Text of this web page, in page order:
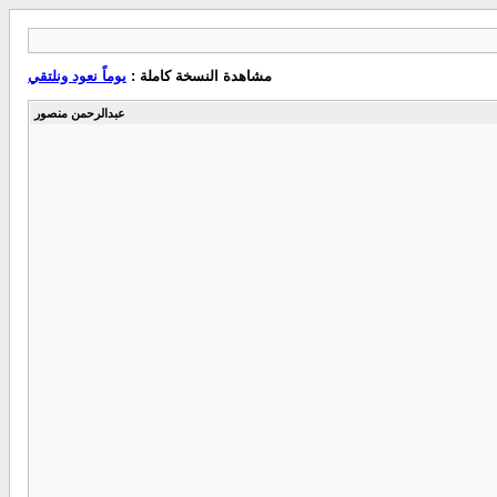
مشاهدة النسخة كاملة : يوماً نعود ونلتقي
عبدالرحمن منصور